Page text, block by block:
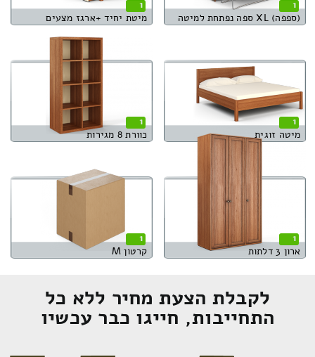
1
(ספפה) XL ספה נפתחת למיטה
1
מיטת יחיד +ארגז מצעים
1
מיטה זוגית
1
כוורת 8 מגירות
1
ארון 3 דלתות
1
קרטון M
לקבלת הצעת מחיר ללא כל
התחייבות, חייגו כבר עכשיו